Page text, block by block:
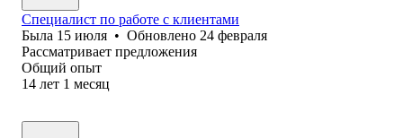
Специалист по работе с клиентами
Была 15 июля • Обновлено 24 февраля
Рассматривает предложения
Общий опыт
14 лет 1 месяц